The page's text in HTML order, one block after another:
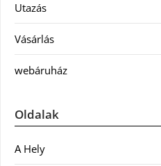
Utazás
Vásárlás
webáruház
Oldalak
A Hely